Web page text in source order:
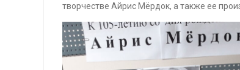
творчестве Айрис Мёрдок, а также ее